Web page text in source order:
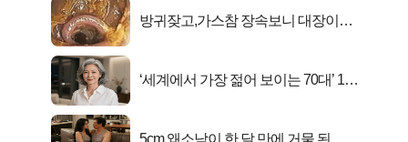
방귀잦고,가스참 장속보니 대장이아
‘세계에서 가장 젊어 보이는 70대’ 1위
5cm 왜소남이 한 달 만에 거물 된 사